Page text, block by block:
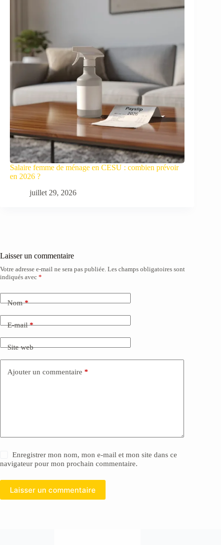
Salaire femme de ménage en CESU : combien prévoir
en 2026 ?
juillet 29, 2026
Laisser un commentaire
Votre adresse e-mail ne sera pas publiée. Les champs obligatoires sont
indiqués avec *
Nom*
E-mail*
Site web
Ajouter un commentaire *
Enregistrer mon nom, mon e-mail et mon site dans ce
navigateur pour mon prochain commentaire.
Laisser un commentaire